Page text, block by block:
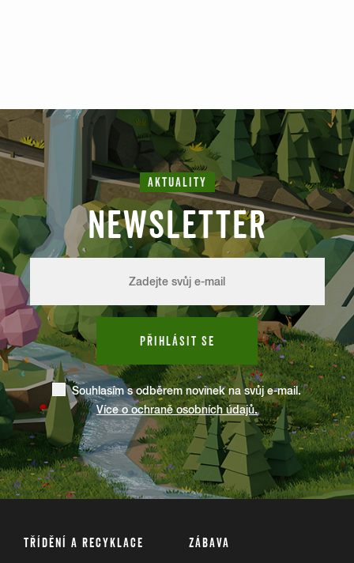
AKTUALITY
NEWSLETTER
PŘIHLÁSIT SE
Souhlasím s odběrem novinek na svůj e-mail.
Více o ochraně osobních údajů.
TŘÍDĚNÍ A RECYKLACE ZÁBAVA